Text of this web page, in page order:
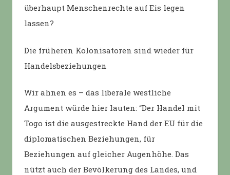
überhaupt Menschenrechte auf Eis legen
lassen?
Die früheren Kolonisatoren sind wieder für
Handelsbeziehungen
Wir ahnen es – das liberale westliche
Argument würde hier lauten: “Der Handel mit
Togo ist die ausgestreckte Hand der EU für die
diplomatischen Beziehungen, für
Beziehungen auf gleicher Augenhöhe. Das
nützt auch der Bevölkerung des Landes, und